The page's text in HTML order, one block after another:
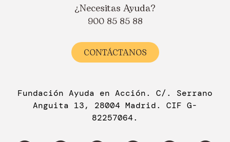
¿Necesitas Ayuda?
900 85 85 88
CONTÁCTANOS
Fundación Ayuda en Acción. C/. Serrano
Anguita 13, 28004 Madrid. CIF G-
82257064.